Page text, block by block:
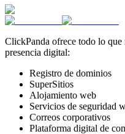
ClickPanda ofrece todo lo que
presencia digital:
Registro de dominios
SuperSitios
Alojamiento web
Servicios de seguridad
Correos corporativos
Plataforma digital de